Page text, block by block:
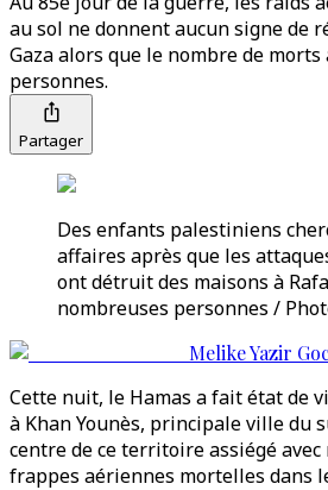
au sol ne donnent aucun signe de
Gaza alors que le nombre de
personnes.
Partager
Des enfants palestiniens
affaires après que les
ont détruit des maisons à
nombreuses personnes /
Melike Yazir
Cette nuit, le Hamas a fait état de
à Khan Younès, principale ville du
centre de ce territoire assiégé avec
frappes aériennes mortelles dans